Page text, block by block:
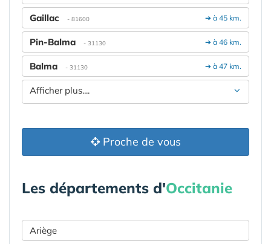
➔ à 45 km.
Gaillac - 81600
➔ à 46 km.
Pin-Balma - 31130
➔ à 47 km.
Balma - 31130
Afficher plus....
Proche de vous
Les départements d'Occitanie
Ariège